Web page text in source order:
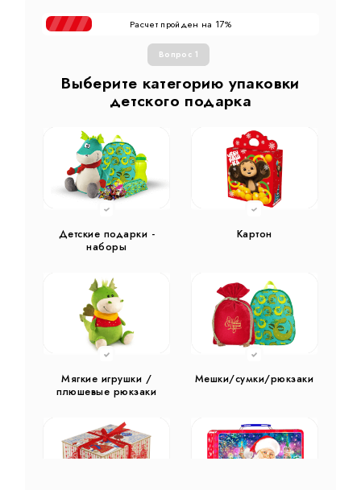
Расчет пройден на 17%
Вопрос 1
Выберите категорию упаковки
детского подарка
Детские подарки -
наборы
Картон
Мягкие игрушки /
плюшевые рюкзаки
Мешки/сумки/рюкзаки